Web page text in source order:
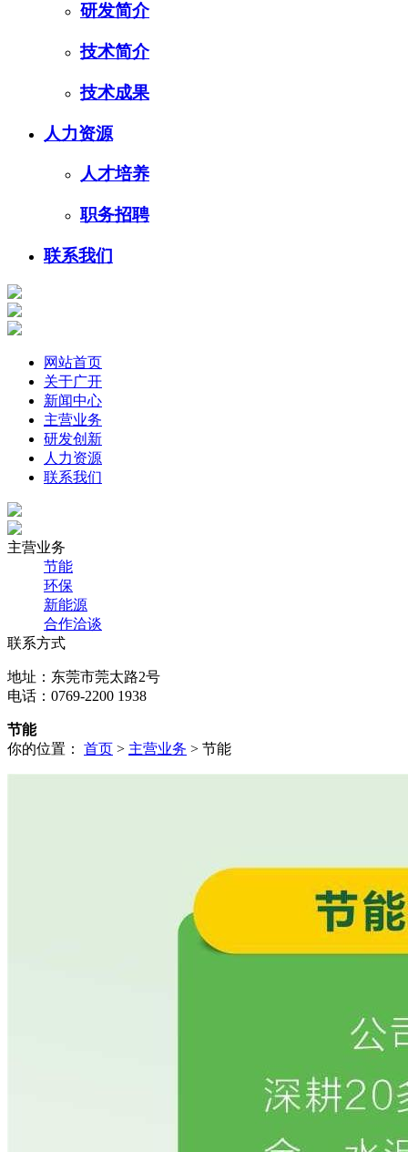
研发简介
技术简介
技术成果
人力资源
人才培养
职务招聘
联系我们
网站首页
关于广开
新闻中心
主营业务
研发创新
人力资源
联系我们
主营业务
节能
环保
新能源
合作洽谈
联系方式
地址：东莞市莞太路2号
电话：0769-2200 1938
节能
你的位置： 首页 > 主营业务 > 节能